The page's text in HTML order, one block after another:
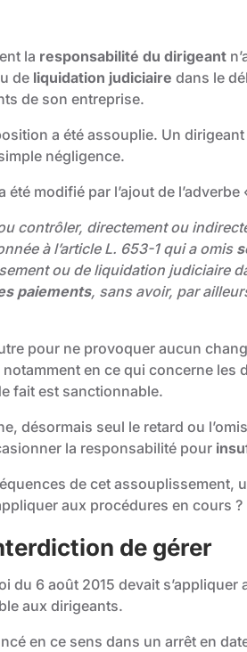
la responsabilité du dirigeant
de liquidation judiciaire dans le
de son entreprise.
a été assouplie. Un
négligence.
modifié par l’ajout de l’adverbe
contrôler, directement ou
à l’article L. 653-1 qui a omis
ou de liquidation judiciaire
paiements, sans avoir, par
pour ne provoquer aucun
en ce qui concerne les
fait est sanctionnable.
désormais seul le retard ou
la responsabilité pour
de cet assouplissement,
aux procédures en cours ?
de gérer
du 6 août 2015 devait s’appliquer
aux dirigeants.
en ce sens dans un arrêt en